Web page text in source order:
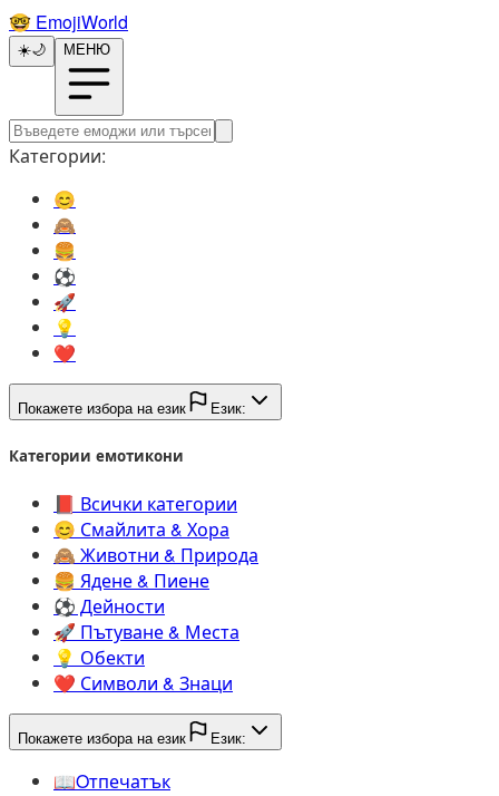
🤓️ EmojiWorld
☀️🌙 МЕНЮ
Категории:
😊️
🙈️
🍔️
⚽️
🚀️
💡️
❤️
Покажете избора на език Език:
Категории емотикони
📕️ Всички категории
😊️ Смайлита & Хора
🙈️ Животни & Природа
🍔️ Ядене & Пиене
⚽️ Дейности
🚀️ Пътуване & Места
💡️ Обекти
❤️ Символи & Знаци
Покажете избора на език Език:
📖️Oтпечатък